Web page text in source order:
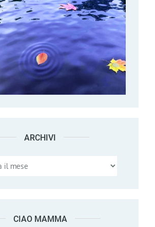
ARCHIVI Archivi
CIAO MAMMA